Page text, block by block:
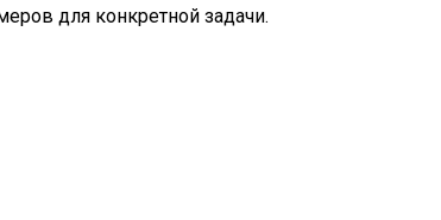
для конкретной задачи.